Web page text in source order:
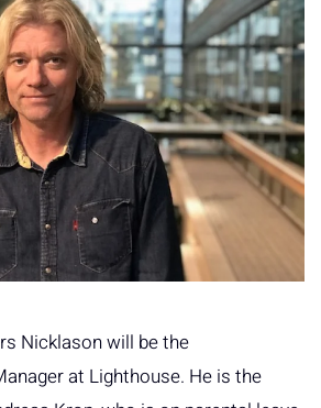
Nicklason will be the
at Lighthouse. He is the